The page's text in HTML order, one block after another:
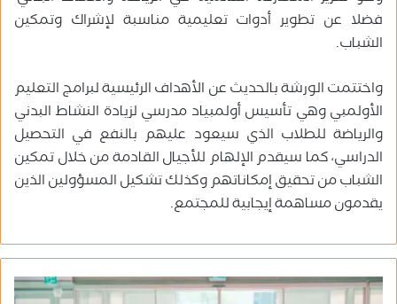
فضلا عن تطوير أدوات تعليمية مناسبة لإشراك وتمكين
الشباب.
واختتمت الورشة بالحديث عن الأهداف الرئيسية لبرامج التعليم
الأولمبي وهي تأسيس أولمبياد مدرسي لزيادة النشاط البدني
والرياضة للطلاب الذي سيعود عليهم بالنفع في التحصيل
الدراسي، كما سيقدم الإلهام للأجيال القادمة من خلال تمكين
الشباب من تحقيق إمكاناتهم وكذلك تشكيل المسؤولين الذين
يقدمون مساهمة إيجابية للمجتمع.